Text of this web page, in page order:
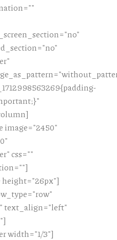
image="2450"
css=""
height="26px"]
text_align="left"
width="1/3"]